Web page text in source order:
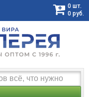
0 шт.
0 руб.